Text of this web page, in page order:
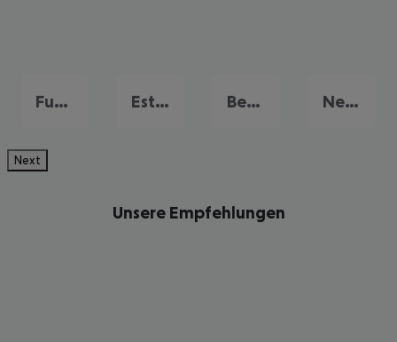
Fuengirola Estepona Benalmadena Costa Nerja
Next
Unsere Empfehlungen